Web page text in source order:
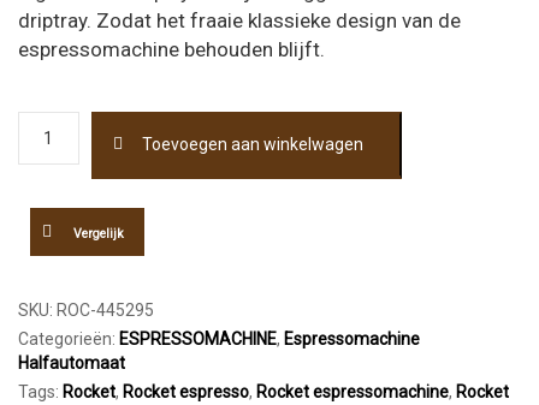
driptray. Zodat het fraaie klassieke design van de
espressomachine behouden blijft.
Espresso
Giotto
aantal
Toevoegen aan winkelwagen
Vergelijk
SKU: ROC-445295
Categorieën: ESPRESSOMACHINE, Espressomachine
Halfautomaat
Tags: Rocket, Rocket espresso, Rocket espressomachine, Rocket